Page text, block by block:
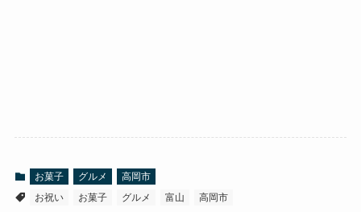
お菓子 グルメ
高岡市
お祝い
お菓子 グルメ 富山 高岡市